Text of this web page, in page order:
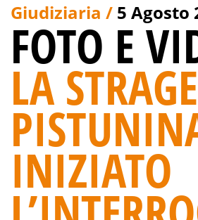
Giudiziaria / 5 Agosto
FOTO E
LA
INIZIATO